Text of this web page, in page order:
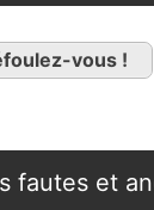
vous !
fautes et